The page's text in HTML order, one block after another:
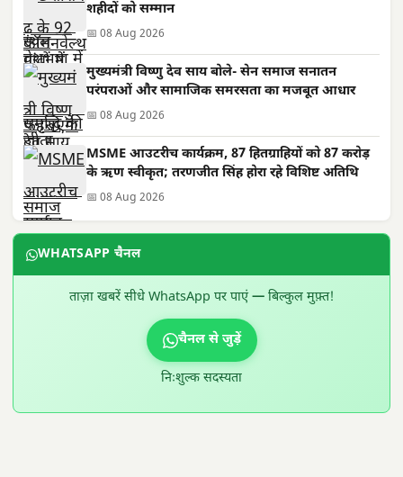
शहीदों को सम्मान
📅 08 Aug 2026
मुख्यमंत्री विष्णु देव साय बोले- सेन समाज सनातन
परंपराओं और सामाजिक समरसता का मजबूत आधार
📅 08 Aug 2026
MSME आउटरीच कार्यक्रम, 87 हितग्राहियों को 87 करोड़
के ऋण स्वीकृत; तरणजीत सिंह होरा रहे विशिष्ट अतिथि
📅 08 Aug 2026
WHATSAPP चैनल
ताज़ा खबरें सीधे WhatsApp पर पाएं — बिल्कुल मुफ़्त!
चैनल से जुड़ें
निःशुल्क सदस्यता